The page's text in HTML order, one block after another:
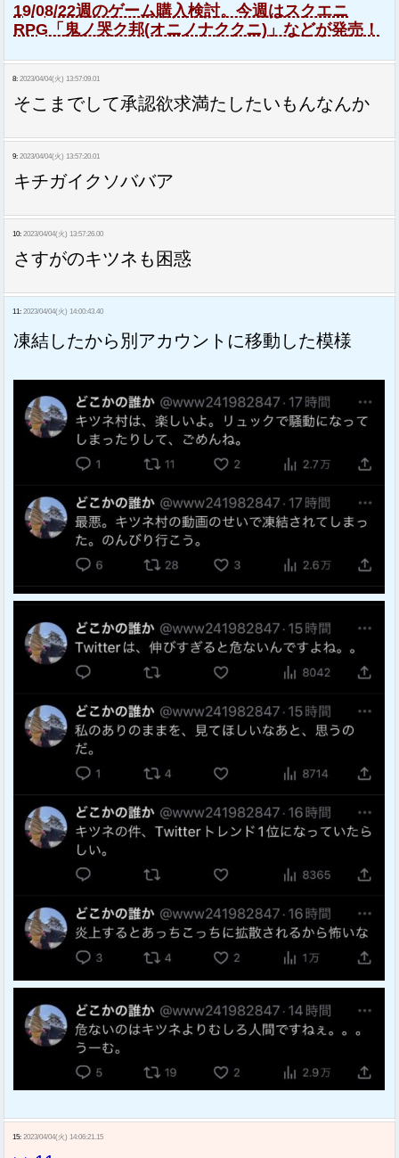
19/08/22週のゲーム購入検討。今週はスクエニ
RPG「鬼ノ哭ク邦(オニノナククニ)」などが発売！
8: 2023/04/04(火) 13:57:09.01
そこまでして承認欲求満たしたいもんなんか
9: 2023/04/04(火) 13:57:20.01
キチガイクソババア
10: 2023/04/04(火) 13:57:26.00
さすがのキツネも困惑
11: 2023/04/04(火) 14:00:43.40
凍結したから別アカウントに移動した模様
15: 2023/04/04(火) 14:06:21.15